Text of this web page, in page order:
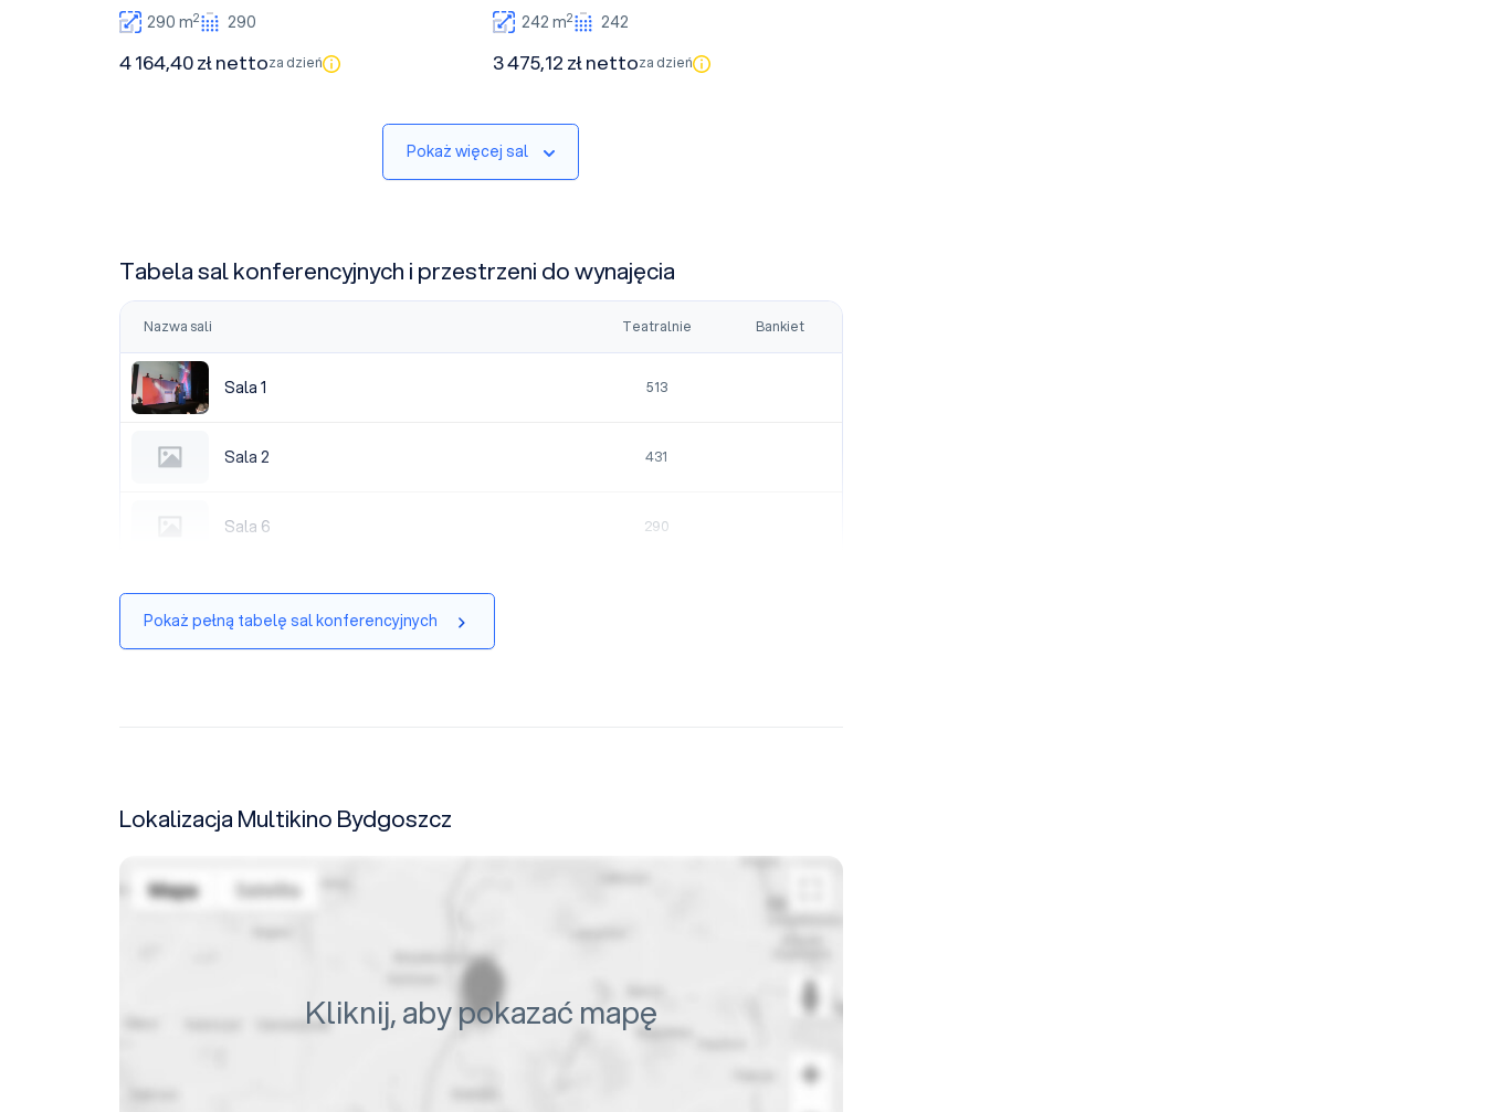
290 m2 290
4 164,40 zł nettoza dzień
242 m2 242
3 475,12 zł nettoza dzień
Pokaż więcej sal
Tabela sal konferencyjnych i przestrzeni do wynajęcia
Nazwa sali Teatralnie Bankiet
Sala 1
Sala 1 513
Sala 2
Sala 2 431
Sala 6 290
Pokaż pełną tabelę sal konferencyjnych
Lokalizacja Multikino Bydgoszcz
Kliknij, aby pokazać mapę